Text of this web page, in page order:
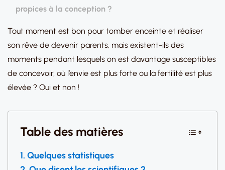
propices à la conception ?
Tout moment est bon pour tomber enceinte et réaliser
son rêve de devenir parents, mais existent-ils des
moments pendant lesquels on est davantage susceptibles
de concevoir, où l’envie est plus forte ou la fertilité est plus
élevée ? Oui et non !
Table des matières
Quelques statistiques